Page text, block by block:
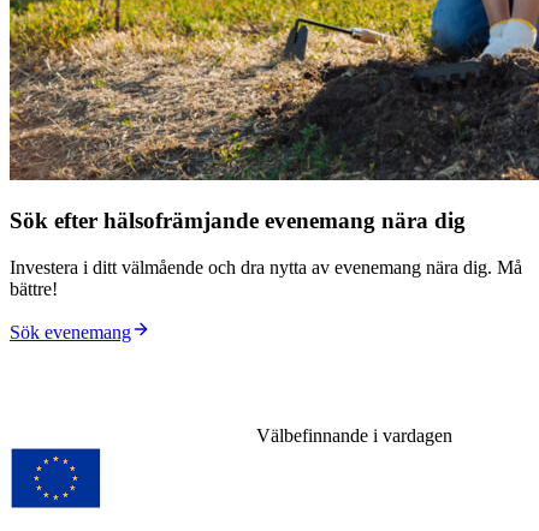
Sök efter hälsofrämjande evenemang nära dig
Investera i ditt välmående och dra nytta av evenemang nära dig. Må
bättre!
Sök evenemang
Välbefinnande i vardagen